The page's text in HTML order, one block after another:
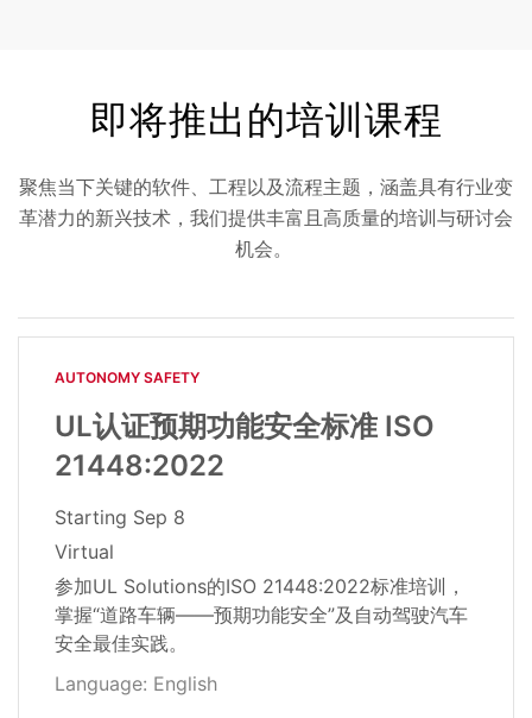
即将推出的培训课程
聚焦当下关键的软件、工程以及流程主题，涵盖具有行业变
革潜力的新兴技术，我们提供丰富且高质量的培训与研讨会
机会。
AUTONOMY SAFETY
UL认证预期功能安全标准 ISO
21448:2022
Starting Sep 8
Virtual
参加UL Solutions的ISO 21448:2022标准培训，
掌握“道路车辆——预期功能安全”及自动驾驶汽车
安全最佳实践。
Language: English